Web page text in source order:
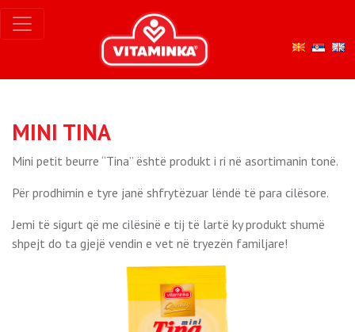
MINI TINA
Mini petit beurre “Tina” është produkt i ri në asortimanin tonë.
Për prodhimin e tyre janë shfrytëzuar lëndë të para cilësore.
Jemi të sigurt që me cilësinë e tij të lartë ky produkt shumë
shpejt do ta gjejë vendin e vet në tryezën familjare!